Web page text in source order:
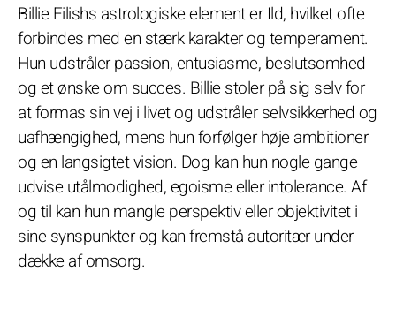
Billie Eilishs astrologiske element er Ild, hvilket ofte
forbindes med en stærk karakter og temperament.
Hun udstråler passion, entusiasme, beslutsomhed
og et ønske om succes. Billie stoler på sig selv for
at formas sin vej i livet og udstråler selvsikkerhed og
uafhængighed, mens hun forfølger høje ambitioner
og en langsigtet vision. Dog kan hun nogle gange
udvise utålmodighed, egoisme eller intolerance. Af
og til kan hun mangle perspektiv eller objektivitet i
sine synspunkter og kan fremstå autoritær under
dække af omsorg.